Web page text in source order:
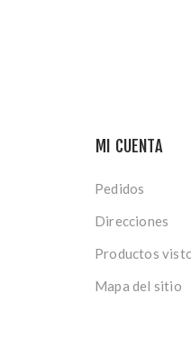
MI CUENTA
Pedidos
Direcciones
Productos
Mapa del sitio